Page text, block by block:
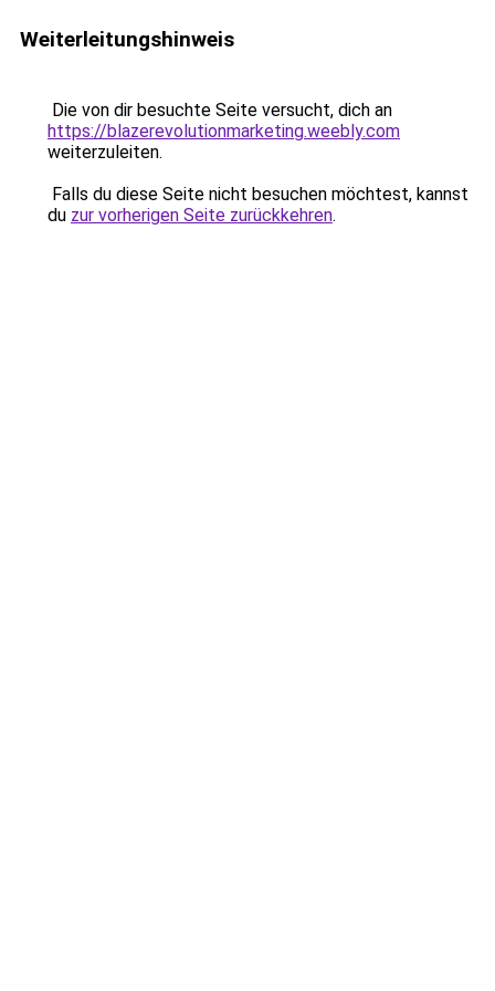
Weiterleitungshinweis
Die von dir besuchte Seite versucht, dich an
https://blazerevolutionmarketing.weebly.com
weiterzuleiten.
Falls du diese Seite nicht besuchen möchtest, kannst
du zur vorherigen Seite zurückkehren.